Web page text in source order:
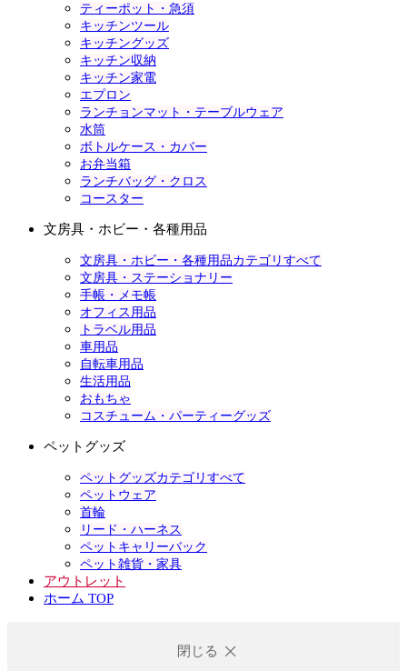
ティーポット・急須
キッチンツール
キッチングッズ
キッチン収納
キッチン家電
エプロン
ランチョンマット・テーブルウェア
水筒
ボトルケース・カバー
お弁当箱
ランチバッグ・クロス
コースター
文房具・ホビー・各種用品
文房具・ホビー・各種用品カテゴリすべて
文房具・ステーショナリー
手帳・メモ帳
オフィス用品
トラベル用品
車用品
自転車用品
生活用品
おもちゃ
コスチューム・パーティーグッズ
ペットグッズ
ペットグッズカテゴリすべて
ペットウェア
首輪
リード・ハーネス
ペットキャリーバック
ペット雑貨・家具
アウトレット
ホーム TOP
閉じる